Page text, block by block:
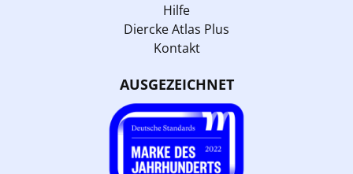
Hilfe
Diercke Atlas Plus
Kontakt
AUSGEZEICHNET